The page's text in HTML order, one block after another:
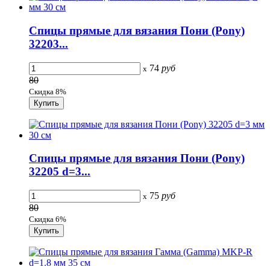
Спицы прямые для вязания Пони (Pony)
32203...
x 74 руб
80
Скидка 8%
Спицы прямые для вязания Пони (Pony)
32205 d=3...
x 75 руб
80
Скидка 6%